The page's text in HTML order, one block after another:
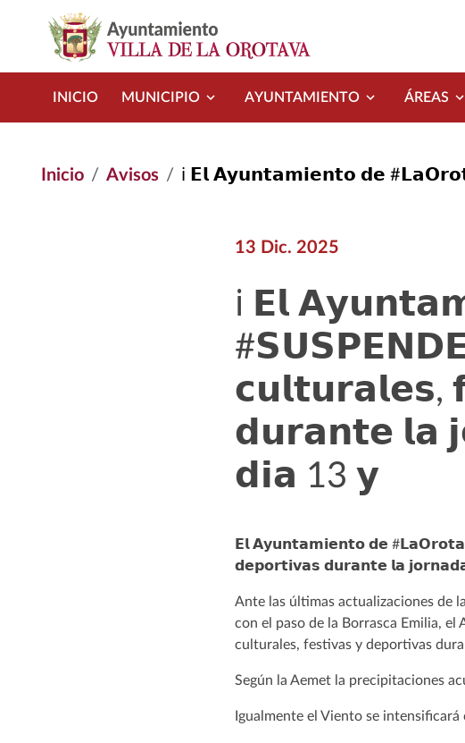
INICIO MUNICIPIO AYUNTAMIENTO ÁREAS
Inicio Avisos ℹ️ 𝗘𝗹 𝗔𝘆𝘂𝗻𝘁𝗮𝗺𝗶𝗲𝗻𝘁𝗼 𝗱𝗲 #𝗟𝗮𝗢𝗿𝗼𝘁𝗮𝘃𝗮 #𝗦𝗨𝗦𝗣𝗘𝗡𝗗𝗘 𝘁𝗼𝗱𝗮𝘀 𝗹𝗮𝘀 𝗮𝗰𝘁𝗶𝘃𝗶𝗱𝗮𝗱𝗲𝘀 𝗰𝘂𝗹𝘁𝘂𝗿𝗮𝗹𝗲𝘀,
13 Dic. 2025
ℹ️ 𝗘𝗹
#𝗦𝗨𝗦𝗣𝗘𝗡𝗗𝗘
𝗰𝘂𝗹𝘁𝘂𝗿𝗮𝗹𝗲𝘀,
𝗱𝘂𝗿𝗮𝗻𝘁𝗲 𝗹𝗮
𝗱𝗶𝗮 13 𝘆
𝗘𝗹 𝗔𝘆𝘂𝗻𝘁𝗮𝗺𝗶𝗲𝗻𝘁𝗼 𝗱𝗲
𝗱𝗲𝗽𝗼𝗿𝘁𝗶𝘃𝗮𝘀 𝗱𝘂𝗿𝗮𝗻𝘁𝗲 𝗹𝗮
Ante las últimas actualizaciones de
con el paso de la Borrasca Emilia,
culturales, festivas y deportivas
Según la Aemet la precipitaciones
Igualmente el Viento se